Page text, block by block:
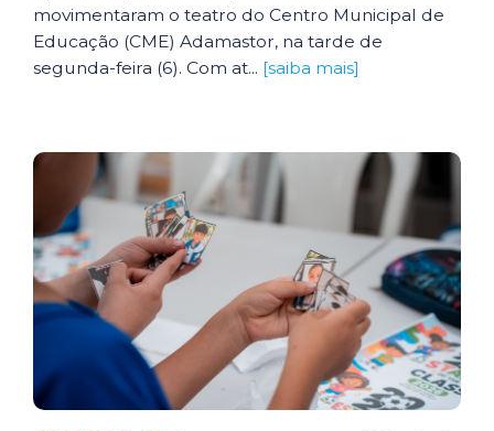
movimentaram o teatro do Centro Municipal de
Educação (CME) Adamastor, na tarde de
segunda-feira (6). Com at... [saiba mais]